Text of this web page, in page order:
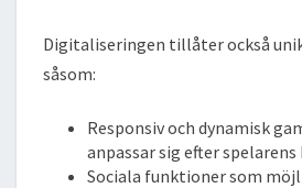
Digitaliseringen tillåter också
såsom:
Responsiv och dynamisk
anpassar sig efter spelarens
Sociala funktioner som